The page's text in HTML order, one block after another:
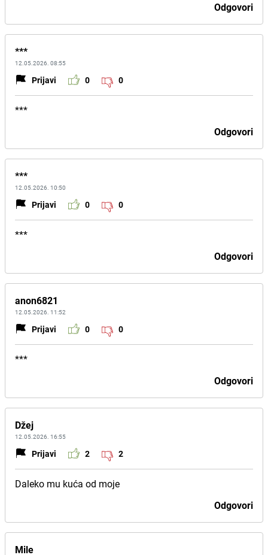
Odgovori
***
12.05.2026. 08:55
Prijavi 0 0
***
Odgovori
***
12.05.2026. 10:50
Prijavi 0 0
***
Odgovori
anon6821
12.05.2026. 11:52
Prijavi 0 0
***
Odgovori
Džej
12.05.2026. 16:55
Prijavi 2 2
Daleko mu kuća od moje
Odgovori
Mile